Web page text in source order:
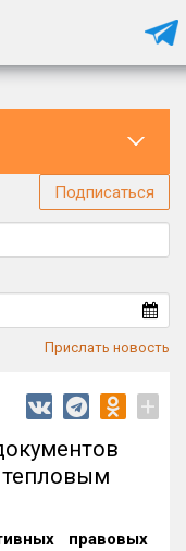
Подписаться
Прислать новость
+
тепловым
правовых